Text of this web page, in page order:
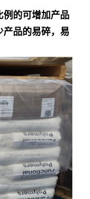
例的可增加产品
产品的易碎，易